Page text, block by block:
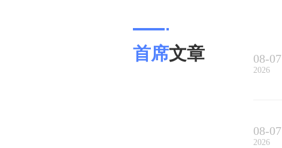
首席文章 08-07
2026
08-07
2026